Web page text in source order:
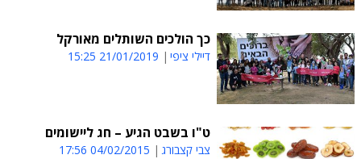
כך הולכים השותלים מאורקל
דיילי ציפי 21/01/2019 15:25
ט"ו בשבט הגיע – חג ליישומים
צבי קצבורג 04/02/2015 17:56